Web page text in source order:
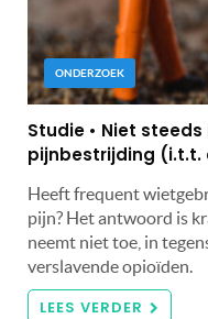
ONDERZOEK
Studie • Niet
pijnbestrijding
Heeft frequent
pijn? Het antwoord is
neemt niet toe, in
verslavende opioïden.
LEES VERDER